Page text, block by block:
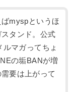
myspというほ
タンド。公式
マガってちょ
の垢BANが増
要は上がって